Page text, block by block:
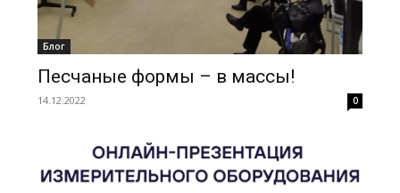
Блог
Песчаные формы – в массы!
14.12.2022 0